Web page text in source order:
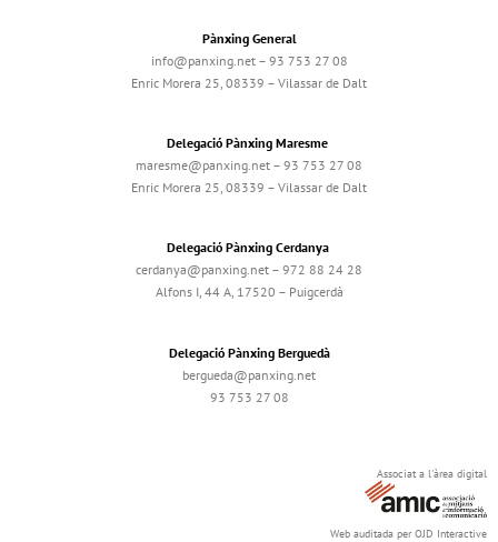
Pànxing General
info@panxing.net – 93 753 27 08
Enric Morera 25, 08339 – Vilassar de Dalt
Delegació Pànxing Maresme
maresme@panxing.net – 93 753 27 08
Enric Morera 25, 08339 – Vilassar de Dalt
Delegació Pànxing Cerdanya
cerdanya@panxing.net – 972 88 24 28
Alfons I, 44 A, 17520 – Puigcerdà
Delegació Pànxing Berguedà
bergueda@panxing.net
93 753 27 08
Associat a l'àrea digital
Web auditada per OJD Interactive